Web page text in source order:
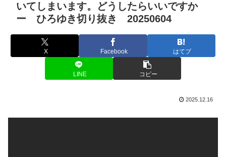
いてしまいます。どうしたらいいですか
ー ひろゆき切り抜き 20250604
X Facebook はてブ
LINE コピー
2025.12.16